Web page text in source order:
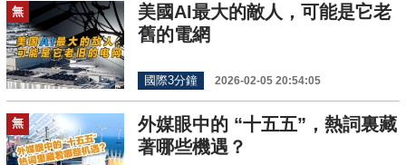
無
美國AI最大的敵人，可能是它老
舊的電網
國際3分鐘 2026-02-05 20:54:05
無
外媒眼中的 “十五五”，熱詞裏藏
著哪些機遇？